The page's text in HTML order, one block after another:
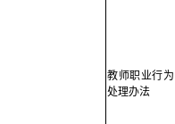
教师职业行
处理办法